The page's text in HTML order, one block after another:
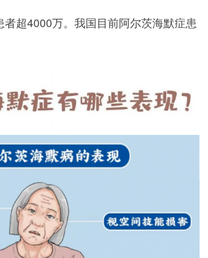
超4000万。我国目前阿尔茨海默症患